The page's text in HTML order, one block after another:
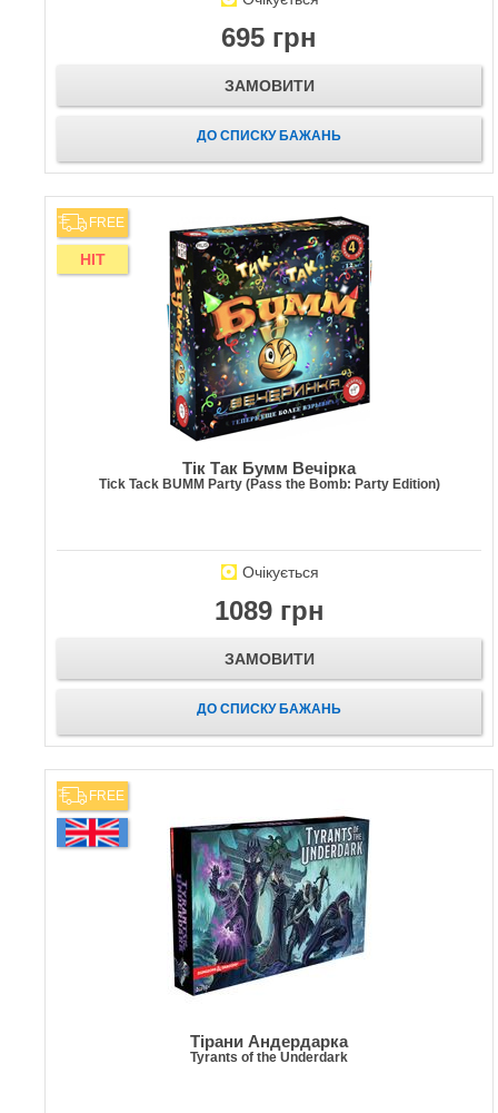
695 грн
ЗАМОВИТИ
ДО СПИСКУ БАЖАНЬ
FREE
HIT
Тік Так Бумм Вечірка
Tick Tack BUMM Party (Pass the Bomb: Party Edition)
Очікується
1089 грн
ЗАМОВИТИ
ДО СПИСКУ БАЖАНЬ
FREE
Тірани Андердарка
Tyrants of the Underdark